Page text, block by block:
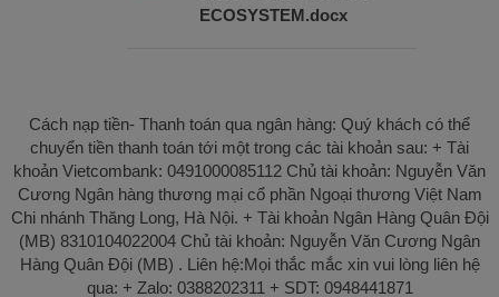
ECOSYSTEM.docx
Cách nạp tiền- Thanh toán qua ngân hàng: Quý khách có thể
chuyển tiền thanh toán tới một trong các tài khoản sau: + Tài
khoản Vietcombank: 0491000085112 Chủ tài khoản: Nguyễn Văn
Cương Ngân hàng thương mại cổ phần Ngoại thương Việt Nam
Chi nhánh Thăng Long, Hà Nội. + Tài khoản Ngân Hàng Quân Đội
(MB) 8310104022004 Chủ tài khoản: Nguyễn Văn Cương Ngân
Hàng Quân Đội (MB) . Liên hệ:Mọi thắc mắc xin vui lòng liên hệ
qua: + Zalo: 0388202311 + SDT: 0948441871